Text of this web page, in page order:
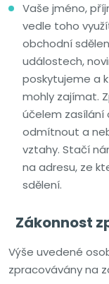
Vaše jméno,
vedle toho
obchodní
událostech,
poskytujeme a
mohly zajímat.
účelem zasílání
odmítnout a
vztahy. Stačí
na adresu, ze
sdělení.
Zákonnost
Výše uvedené
zpracovávány na